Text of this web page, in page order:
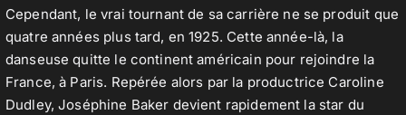
Cependant, le vrai tournant de sa carrière ne se produit que
quatre années plus tard, en 1925. Cette année-là, la
danseuse quitte le continent américain pour rejoindre la
France, à Paris. Repérée alors par la productrice Caroline
Dudley, Joséphine Baker devient rapidement la star du